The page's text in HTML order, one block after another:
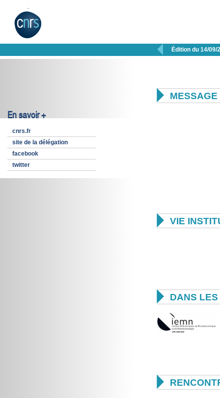
 Édition du 14/09/
En savoir +
cnrs.fr
site de la délégation
facebook
twitter

 VIE
 DANS
